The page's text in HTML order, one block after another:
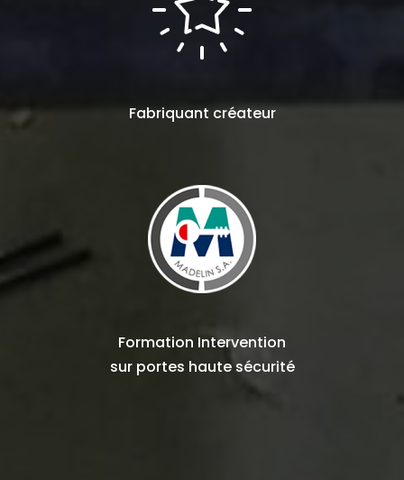
Fabriquant créateur
Formation Intervention
sur portes haute sécurité